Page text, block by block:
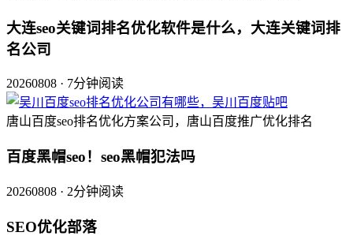
大连seo关键词排名优化软件是什么，大连关键词排
名公司
20260808 · 7分钟阅读
唐山百度seo排名优化方案公司，唐山百度推广优化排名
百度黑帽seo！seo黑帽犯法吗
20260808 · 2分钟阅读
SEO优化部落